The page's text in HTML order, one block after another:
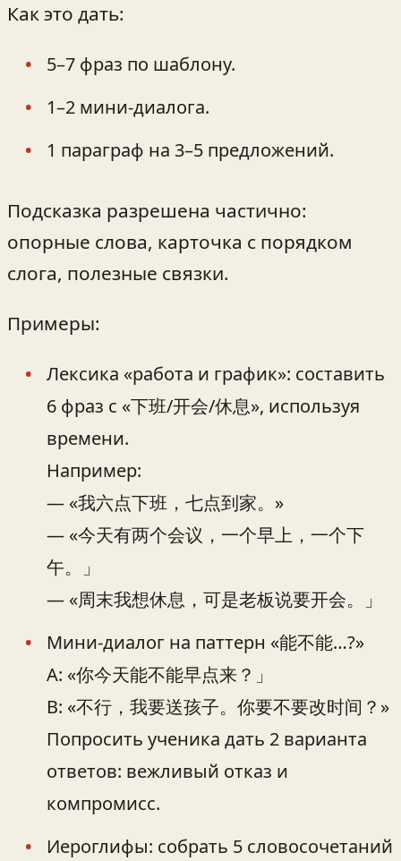
Как это дать:
5–7 фраз по шаблону.
1–2 мини-диалога.
1 параграф на 3–5 предложений.
Подсказка разрешена частично:
опорные слова, карточка с порядком
слога, полезные связки.
Примеры:
Лексика «работа и график»: составить
6 фраз с «下班/开会/休息», используя
времени.
Например:
— «我六点下班，七点到家。»
— «今天有两个会议，一个早上，一个下
午。」
— «周末我想休息，可是老板说要开会。」
Мини-диалог на паттерн «能不能…?»
A: «你今天能不能早点来？」
B: «不行，我要送孩子。你要不要改时间？»
Попросить ученика дать 2 варианта
ответов: вежливый отказ и
компромисс.
Иероглифы: собрать 5 словосочетаний